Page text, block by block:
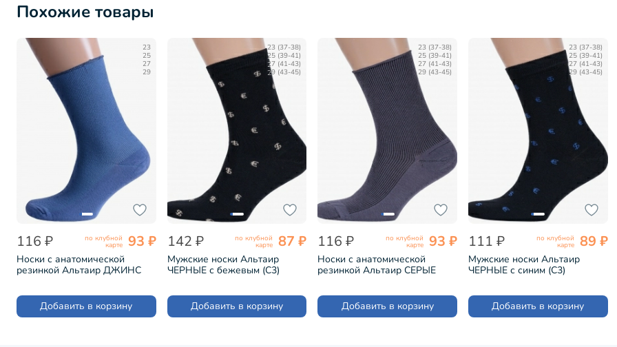
Похожие товары
23
25
27
29
116 ₽ по клубной
карте 93 ₽
Носки с анатомической
резинкой Альтаир ДЖИНС
Добавить в корзину
23 (37-38)
25 (39-41)
27 (41-43)
29 (43-45)
142 ₽ по клубной
карте 87 ₽
Мужские носки Альтаир
ЧЕРНЫЕ с бежевым (С3)
Добавить в корзину
23 (37-38)
25 (39-41)
27 (41-43)
29 (43-45)
116 ₽ по клубной
карте 93 ₽
Носки с анатомической
резинкой Альтаир СЕРЫЕ
Добавить в корзину
23 (37-38)
25 (39-41)
27 (41-43)
29 (43-45)
111 ₽ по клубной
карте 89 ₽
Мужские носки Альтаир
ЧЕРНЫЕ с синим (С3)
Добавить в корзину